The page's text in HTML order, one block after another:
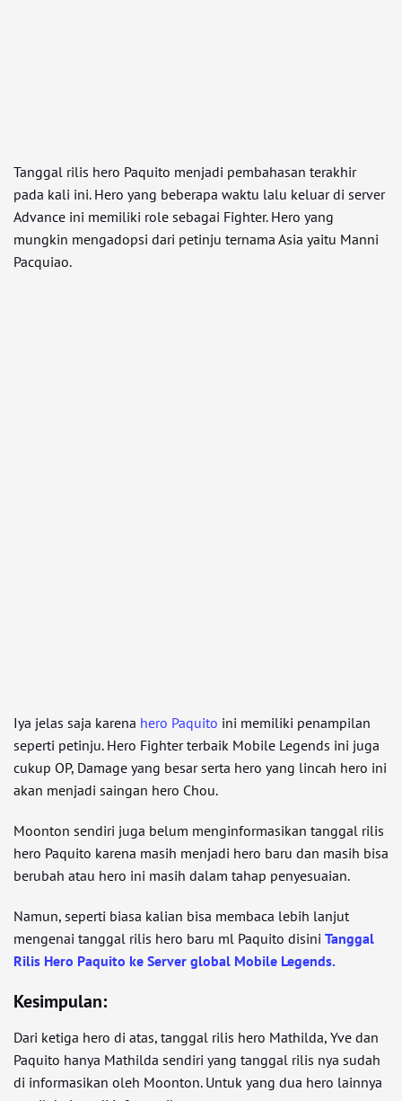
Tanggal rilis hero Paquito menjadi pembahasan terakhir
pada kali ini. Hero yang beberapa waktu lalu keluar di server
Advance ini memiliki role sebagai Fighter. Hero yang
mungkin mengadopsi dari petinju ternama Asia yaitu Manni
Pacquiao.
Iya jelas saja karena hero Paquito ini memiliki penampilan
seperti petinju. Hero Fighter terbaik Mobile Legends ini juga
cukup OP, Damage yang besar serta hero yang lincah hero ini
akan menjadi saingan hero Chou.
Moonton sendiri juga belum menginformasikan tanggal rilis
hero Paquito karena masih menjadi hero baru dan masih bisa
berubah atau hero ini masih dalam tahap penyesuaian.
Namun, seperti biasa kalian bisa membaca lebih lanjut
mengenai tanggal rilis hero baru ml Paquito disini Tanggal
Rilis Hero Paquito ke Server global Mobile Legends.
Kesimpulan:
Dari ketiga hero di atas, tanggal rilis hero Mathilda, Yve dan
Paquito hanya Mathilda sendiri yang tanggal rilis nya sudah
di informasikan oleh Moonton. Untuk yang dua hero lainnya